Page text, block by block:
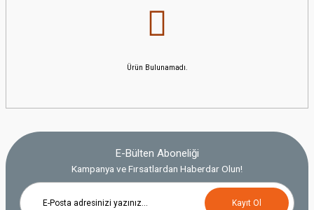
Ürün Bulunamadı.
E-Bülten Aboneliği
Kampanya ve Fırsatlardan Haberdar Olun!
Kayıt Ol